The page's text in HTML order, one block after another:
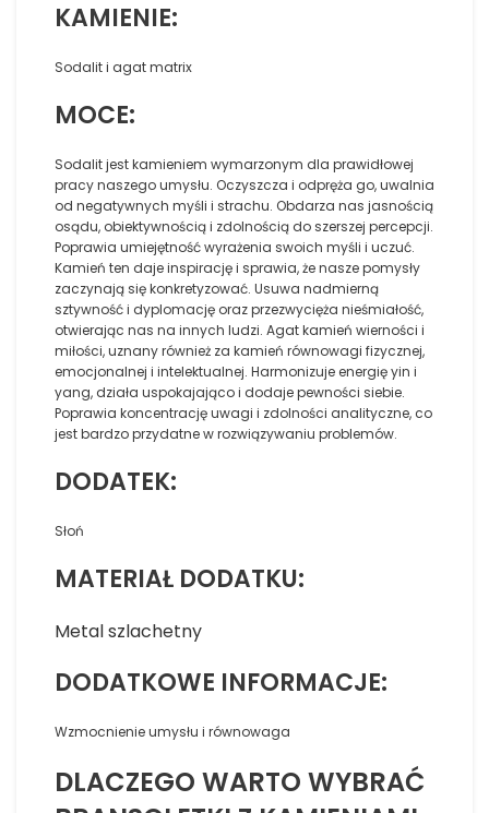
KAMIENIE:
Sodalit i agat matrix
MOCE:
Sodalit jest kamieniem wymarzonym dla prawidłowej
pracy naszego umysłu. Oczyszcza i odpręża go, uwalnia
od negatywnych myśli i strachu. Obdarza nas jasnością
osądu, obiektywnością i zdolnością do szerszej percepcji.
Poprawia umiejętność wyrażenia swoich myśli i uczuć.
Kamień ten daje inspirację i sprawia, że nasze pomysły
zaczynają się konkretyzować. Usuwa nadmierną
sztywność i dyplomację oraz przezwycięża nieśmiałość,
otwierając nas na innych ludzi. Agat kamień wierności i
miłości, uznany również za kamień równowagi fizycznej,
emocjonalnej i intelektualnej. Harmonizuje energię yin i
yang, działa uspokajająco i dodaje pewności siebie.
Poprawia koncentrację uwagi i zdolności analityczne, co
jest bardzo przydatne w rozwiązywaniu problemów.
DODATEK:
Słoń
MATERIAŁ DODATKU:
Metal szlachetny
DODATKOWE INFORMACJE:
Wzmocnienie umysłu i równowaga
DLACZEGO WARTO WYBRAĆ